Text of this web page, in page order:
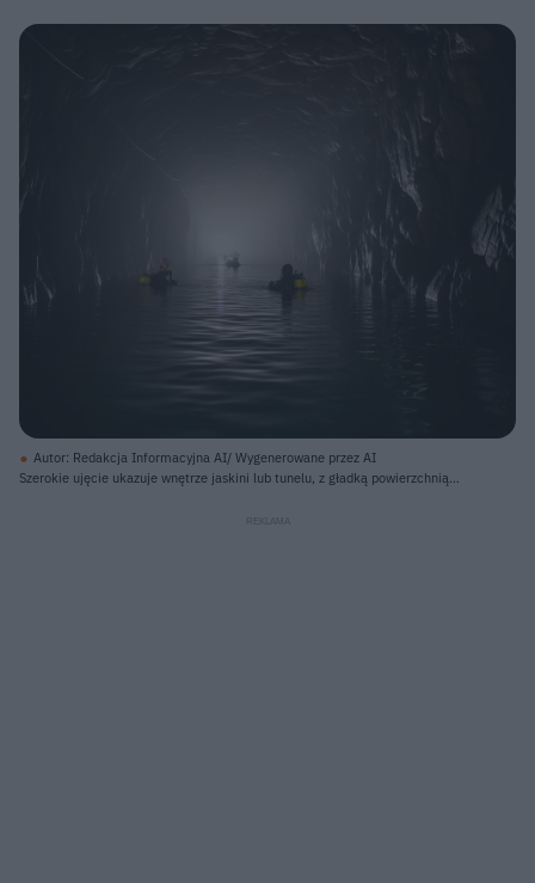
Autor: Redakcja Informacyjna AI/ Wygenerowane przez AI
Szerokie ujęcie ukazuje wnętrze jaskini lub tunelu, z gładką powierzchnią
po bokach oraz sklepieniem. Na wodzie płyną co najmniej cztery osoby